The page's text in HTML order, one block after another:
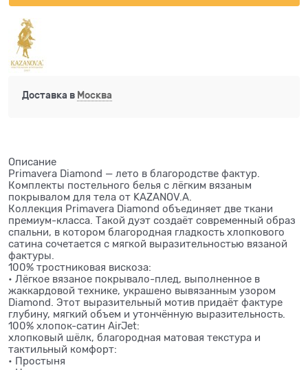
Доставка в Москва
Описание
Primavera Diamond — лето в благородстве фактур.
Комплекты постельного белья с лёгким вязаным
покрывалом для тела от KAZANOV.A.
Коллекция Primavera Diamond объединяет две ткани
премиум-класса. Такой дуэт создаёт современный образ
спальни, в котором благородная гладкость хлопкового
сатина сочетается с мягкой выразительностью вязаной
фактуры.
100% тростниковая вискоза:
• Лёгкое вязаное покрывало-плед, выполненное в
жаккардовой технике, украшено вывязанным узором
Diamond. Этот выразительный мотив придаёт фактуре
глубину, мягкий объем и утончённую выразительность.
100% хлопок-сатин AirJet:
хлопковый шёлк, благородная матовая текстура и
тактильный комфорт:
• Простыня